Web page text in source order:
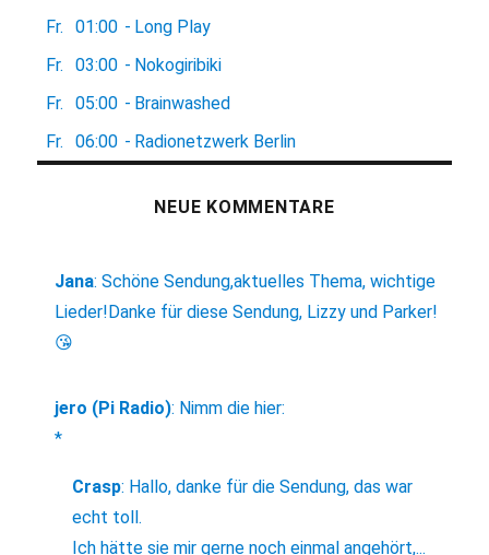
Fr. 01:00 - Long Play
Fr.
03:00 - Nokogiribiki
Fr.
05:00 - Brainwashed
Fr.
06:00 - Radionetzwerk Berlin
NEUE KOMMENTARE
Jana:Schöne Sendung,aktuelles Thema, wichtige
Lieder!Danke für diese Sendung, Lizzy und Parker!
😘
jero (Pi Radio): Nimm die hier:
*
Crasp: Hallo, danke für die Sendung, das war
echt toll.
Ich hätte sie mir gerne noch einmal angehört,...